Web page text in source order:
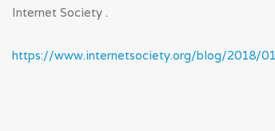
Internet Society .
https://www.internetsociety.org/blog/2018/